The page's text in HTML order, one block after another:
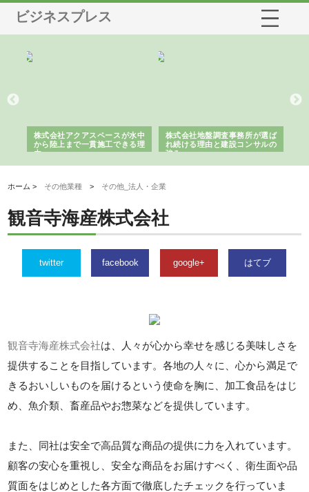
ビジネスプレス
株式会社アクアスペースが水中
から陸上まで一貫施工できる理
由
株式会社地盤調査事務所が選ば
れ続ける理由と建設コンサルの
強み
ホーム > その他業種 > その他_法人・企業
観音寺海産株式会社
twitter facebook google+ はてブ
観音寺海産株式会社は、人々が心から幸せを感じる美味しさを
提供することを目指しています。各地の人々に、心から満足で
きるおいしいものを届けるという使命を胸に、加工食品をはじ
め、魚介類、畜産品やお惣菜などを提供しています。
また、同社は安全で高品質な商品の提供に力を入れています。
顧客の安心を重視し、安全な商品をお届けすべく、衛生面や品
質面をはじめとした各方面で徹底したチェックを行っていま